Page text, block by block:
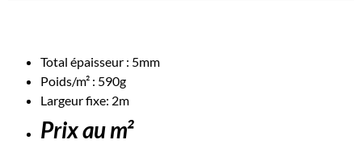
Total épaisseur : 5mm
Poids/m² : 590g
Largeur fixe: 2m
Prix au m²